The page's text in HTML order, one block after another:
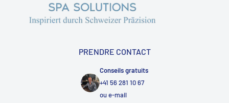
PRENDRE CONTACT
Conseils gratuits
+41 56 281 10 67
oue-mail